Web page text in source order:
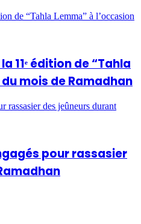
de “Tahla Lemma” à l’occasion
11ᵉ édition de “Tahla
mois de Ramadhan
rassasier des jeûneurs durant
pour rassasier